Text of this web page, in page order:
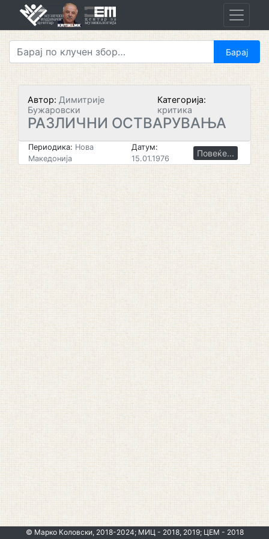
Автор: Димитрије
Бужаровски
Категорија:
критика
РАЗЛИЧНИ ОСТВАРУВАЊА
Периодика: Нова
Македонија
Датум:
15.01.1976
Повеќе...
© Марко Коловски, 2018-2024; МИЦ - 2018, 2019; ЦЕМ - 2018